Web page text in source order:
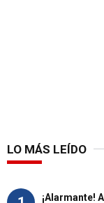
LO MÁS LEÍDO
¡Alarmante!